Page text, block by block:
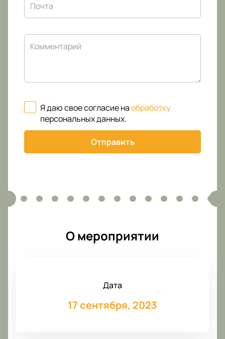
Почта
Комментарий
Я даю свое согласие наобработку
персональных данных.
Отправить
О мероприятии
Дата
17 сентября, 2023